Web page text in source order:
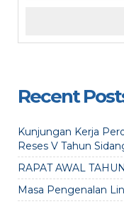
Recent
Kunjungan Kerja
Reses V Tahun
RAPAT AWAL
Masa Pengenalan